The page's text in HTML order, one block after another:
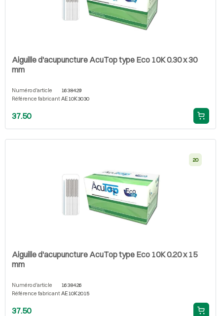
Aiguille d'acupuncture AcuTop type Eco 10K 0.30 x 30
mm
Numéro d'article
1638429
Référence fabricant AE10K3030
37.50
20
Aiguille d'acupuncture AcuTop type Eco 10K 0.20 x 15
mm
Numéro d'article
1638426
Référence fabricant AE10K2015
37.50